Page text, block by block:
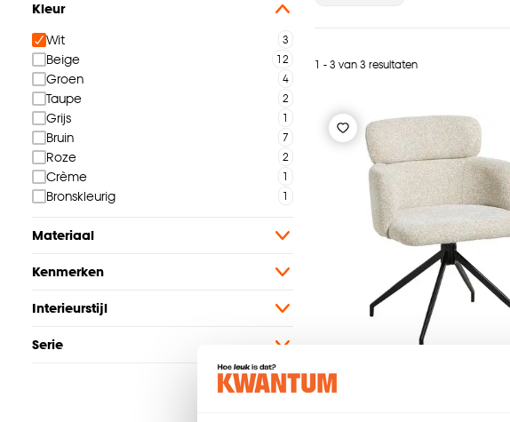
Kleur
Wit
Beige
Groen
Taupe
Grijs
Bruin
Roze
Crème
Bronskleurig
Materiaal
Kenmerken
Interieurstijl
Serie
1 - 3 van 3 resultaten